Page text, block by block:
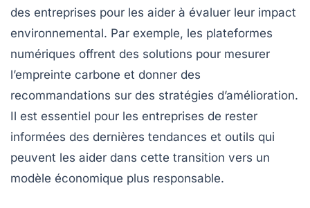
des entreprises pour les aider à évaluer leur impact
environnemental. Par exemple, les plateformes
numériques offrent des solutions pour mesurer
l’empreinte carbone et donner des
recommandations sur des stratégies d’amélioration.
Il est essentiel pour les entreprises de rester
informées des dernières tendances et outils qui
peuvent les aider dans cette transition vers un
modèle économique plus responsable.